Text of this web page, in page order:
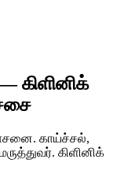
கிளினிக்
காய்ச்சல்,
கிளினிக்